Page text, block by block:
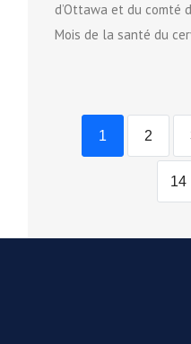
d’Ottawa et du comté
Mois de la santé du
1 2
14